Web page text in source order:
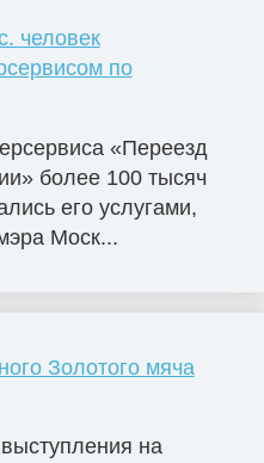
человек
по
«Переезд
более 100 тысяч
его услугами,
Моск...
Золотого мяча
на